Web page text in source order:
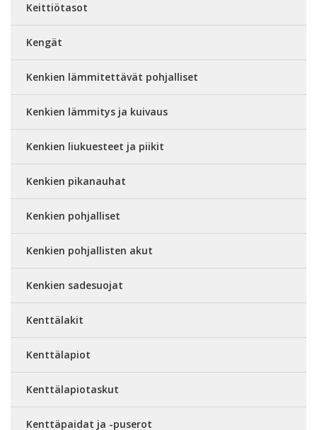
Keittiötasot
Kengät
Kenkien lämmitettävät pohjalliset
Kenkien lämmitys ja kuivaus
Kenkien liukuesteet ja piikit
Kenkien pikanauhat
Kenkien pohjalliset
Kenkien pohjallisten akut
Kenkien sadesuojat
Kenttälakit
Kenttälapiot
Kenttälapiotaskut
Kenttäpaidat ja -puserot